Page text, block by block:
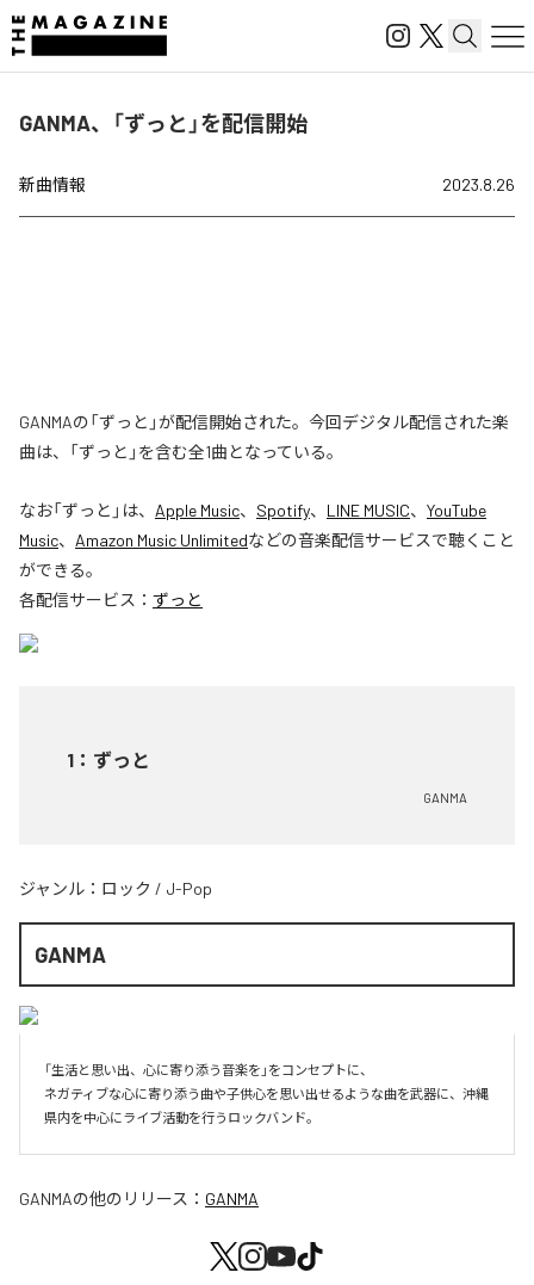
GANMA、「ずっと」を配信開始
新曲情報 2023.8.26
GANMAの「ずっと」が配信開始された。今回デジタル配信された楽
曲は、「ずっと」を含む全1曲となっている。
なお「ずっと 」は、 Apple Music、 Spotify、 LINE MUSIC、 YouTube
Music、 Amazon Music Unlimitedなどの音楽配信サービスで聴くこと
ができる。
各配信サービス： ずっと
1 ： ずっと
GANMA
ジャンル： ロック / J-Pop
GANMA
「生活と思い出、心に寄り添う音楽を」をコンセプトに、
ネガティブな心に寄り添う曲や子供心を思い出せるような曲を武器に、沖縄
GANMAの他のリリース： GANMA